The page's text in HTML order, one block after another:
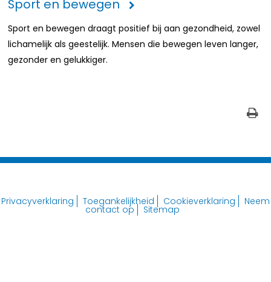
Sport en bewegen
Sport en bewegen draagt positief bij aan gezondheid, zowel
lichamelijk als geestelijk. Mensen die bewegen leven langer,
gezonder en gelukkiger.
Privacyverklaring Toegankelijkheid Cookieverklaring Neem
contact op Sitemap